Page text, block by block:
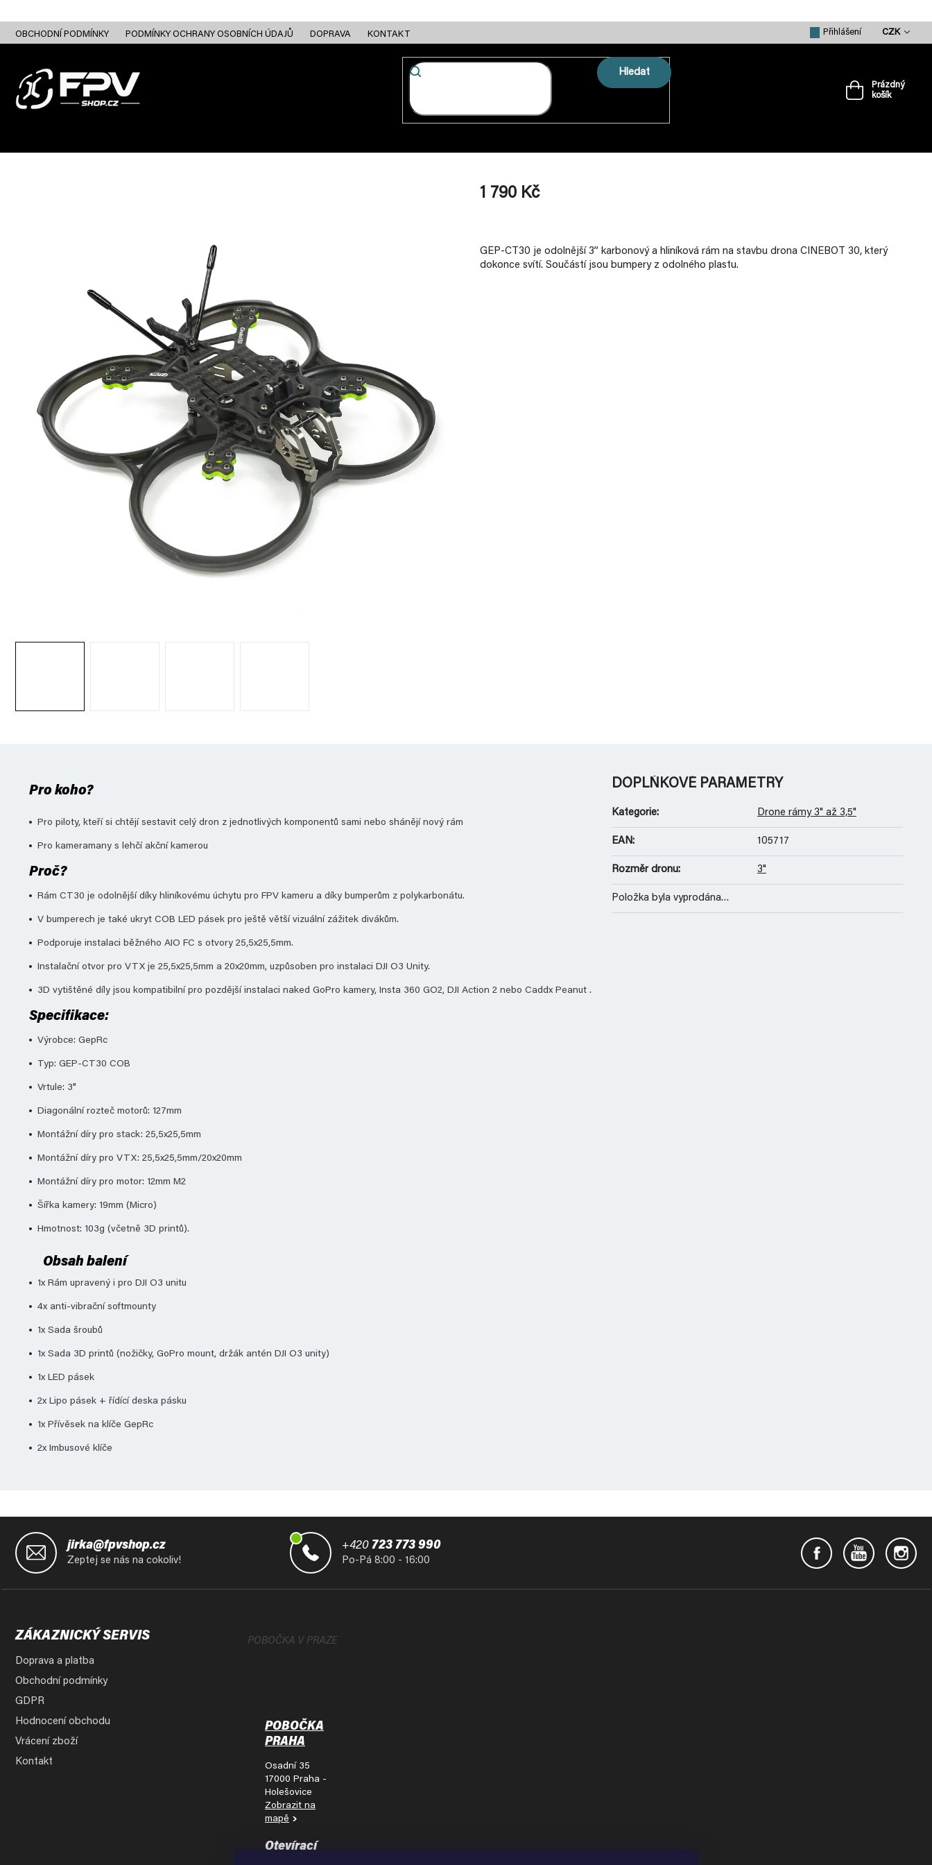
obsahOBCHODNÍ PODMÍNKY PODMÍNKY OCHRANY OSOBNÍCH ÚDAJŮ DOPRAVA KONTAKT CZK
Přihlášení
Hledat
Nákupní
Prázdný
košík
1 790 Kč
GEP-CT30 je odolnější 3” karbonový a hliníková rám na stavbu drona CINEBOT 30, který
dokonce svítí. Součástí jsou bumpery z odolného plastu.
Pro koho?
Pro piloty, kteří si chtějí sestavit celý dron z jednotlivých komponentů sami nebo shánějí nový rám
Pro kameramany s lehčí akční kamerou
Proč?
Rám CT30 je odolnější díky hliníkovému úchytu pro FPV kameru a díky bumperům z polykarbonátu.
V bumperech je také ukryt COB LED pásek pro ještě větší vizuální zážitek divákům.
Podporuje instalaci běžného AIO FC s otvory 25,5x25,5mm.
Instalační otvor pro VTX je 25,5x25,5mm a 20x20mm, uzpůsoben pro instalaci DJI O3 Unity.
3D vytištěné díly jsou kompatibilní pro pozdější instalaci naked GoPro kamery, Insta 360 GO2, DJI Action 2 nebo Caddx Peanut .
Specifikace:
Výrobce: GepRc
Typ: GEP-CT30 COB
Vrtule: 3"
Diagonální rozteč motorů: 127mm
Montážní díry pro stack: 25,5x25,5mm
Montážní díry pro VTX: 25,5x25,5mm/20x20mm
Montážní díry pro motor: 12mm M2
Šířka kamery: 19mm (Micro)
Hmotnost: 103g (včetně 3D printů).
Obsah balení
1x Rám upravený i pro DJI O3 unitu
4x anti-vibrační softmounty
1x Sada šroubů
1x Sada 3D printů (nožičky, GoPro mount, držák antén DJI O3 unity)
1x LED pásek
2x Lipo pásek + řídící deska pásku
1x Přívěsek na klíče GepRc
2x Imbusové klíče
DOPLŇKOVÉ PARAMETRY
Kategorie: Drone rámy 3" až 3,5"
EAN: 105717
Rozměr dronu: 3"
Položka byla vyprodána…
t
jirka@fpvshop.cz
Zeptej se nás na cokoliv!
+420 723 773 990
Po-Pá 8:00 - 16:00
ZÁKAZNICKÝ SERVIS
Doprava a platba
Obchodní podmínky
GDPR
Hodnocení obchodu
Vrácení zboží
Kontakt
POBOČKA V PRAZE
POBOČKA
PRAHA
Osadní 35
17000 Praha -
Holešovice
Zobrazit na
mapě
Otevírací